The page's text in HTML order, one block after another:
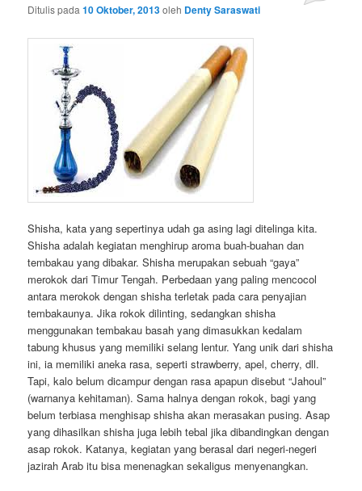
Ditulis pada10 Oktober, 2013oleh Denty Saraswati
Shisha, kata yang sepertinya udah ga asing lagi ditelinga kita.
Shisha adalah kegiatan menghirup aroma buah-buahan dan
tembakau yang dibakar. Shisha merupakan sebuah “gaya”
merokok dari Timur Tengah. Perbedaan yang paling mencocol
antara merokok dengan shisha terletak pada cara penyajian
tembakaunya. Jika rokok dilinting, sedangkan shisha
menggunakan tembakau basah yang dimasukkan kedalam
tabung khusus yang memiliki selang lentur. Yang unik dari shisha
ini, ia memiliki aneka rasa, seperti strawberry, apel, cherry, dll.
Tapi, kalo belum dicampur dengan rasa apapun disebut “Jahoul”
(warnanya kehitaman). Sama halnya dengan rokok, bagi yang
belum terbiasa menghisap shisha akan merasakan pusing. Asap
yang dihasilkan shisha juga lebih tebal jika dibandingkan dengan
asap rokok. Katanya, kegiatan yang berasal dari negeri-negeri
jazirah Arab itu bisa menenagkan sekaligus menyenangkan.